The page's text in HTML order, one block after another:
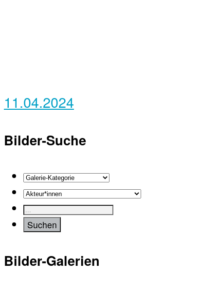
11.04.2024
Bilder-Suche
Bilder-Galerien